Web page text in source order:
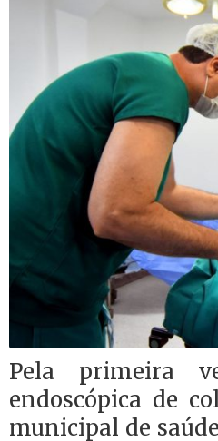
Pela primeira
endoscópica de
municipal de